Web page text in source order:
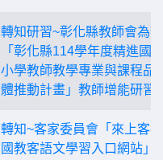
轉知研習~彰化縣教師會為
「彰化縣114學年度精進國
小學教師教學專業與課程品
體推動計畫」教師增能研習
轉知~客家委員會「來上客-
國教客語文學習入口網站」